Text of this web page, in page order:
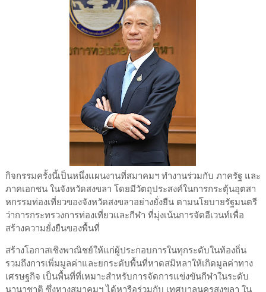
กิจกรรมครั้งนี้เป็นหนึ่งแผนงานที่สมาคมฯ ทำงานร่วมกับ ภาครัฐ และ
ภาคเอกชน ในจังหวัดสงขลา โดยมีวัตถุประสงค์ในการกระตุ้นอุตสา
หกรรมท่องเที่ยวของจังหวัดสงขลาอย่างยั่งยืน ตามนโยบายรัฐมนตรี
ว่าการกระทรวงการท่องเที่ยวและกีฬา ที่มุ่งเน้นการจัดอีเวนท์เพื่อ
สร้างความยั่งยืนของพื้นที่
สร้างโอกาสเชิงพาณิชย์ให้แก่ผู้ประกอบการในทุกระดับในท้องถิ่น
รวมถึงการเพิ่มมูลค่าและยกระดับพื้นที่หาดสมิหลาให้เกิดมูลค่าทาง
เศรษฐกิจ เป็นพื้นที่ที่เหมาะสำหรับการจัดการแข่งขันกีฬาในระดับ
นานาชาติ ซึ่งทางสมาคมฯ ได้หารือร่วมกับ เทศบาลนครสงขลา ใน